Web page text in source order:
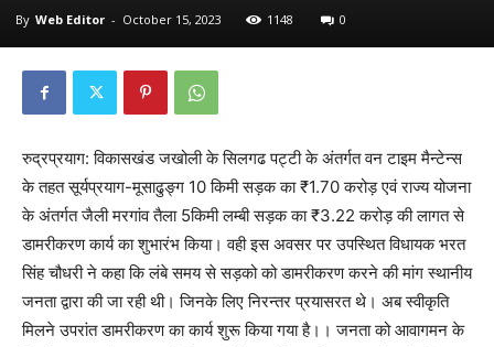
By Web Editor - October 15, 2023 1148 0
रुद्रप्रयाग: विकासखंड जखोली के सिलगढ पट्टी के अंतर्गत वन टाइम मैन्टेन्स
के तहत सूर्यप्रयाग-मूसाढुङ्ग 10 किमी सड़क का ₹1.70 करोड़ एवं राज्य योजना
के अंतर्गत जैली मरगांव तैला 5किमी लम्बी सड़क का ₹3.22 करोड़ की लागत से
डामरीकरण कार्य का शुभारंभ किया। वही इस अवसर पर उपस्थित विधायक भरत
सिंह चौधरी ने कहा कि लंबे समय से सड़को को डामरीकरण करने की मांग स्थानीय
जनता द्वारा की जा रही थी। जिनके लिए निरन्तर प्रयासरत थे। अब स्वीकृति
मिलने उपरांत डामरीकरण का कार्य शुरू किया गया है।। जनता को आवागमन के